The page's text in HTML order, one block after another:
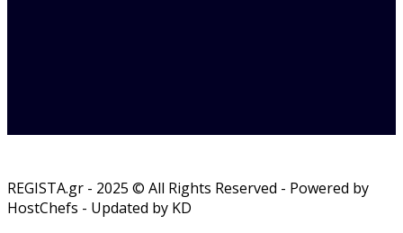
REGISTA.gr - 2025 © All Rights Reserved - Powered by
HostChefs - Updated by KD